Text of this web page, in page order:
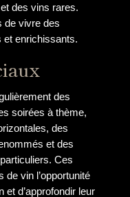
des vins rares.
de vivre des
et enrichissants.
des
soirées à thème,
des
et des
Ces
vin l’opportunité
et d’approfondir leur